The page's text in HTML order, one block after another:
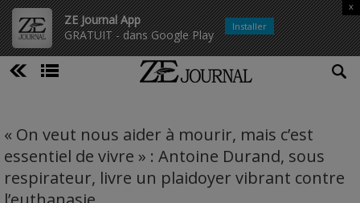
ZE Journal App
GRATUIT - dans Google Play
x
Installer
« On veut nous aider à mourir, mais c’est
essentiel de vivre » : Antoine Durand, sous
respirateur, livre un plaidoyer vibrant contre